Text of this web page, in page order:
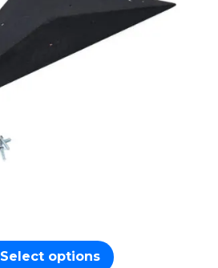
Select options